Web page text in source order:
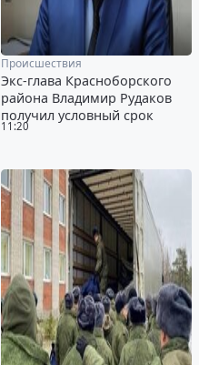
11:20
Происшествия
Экс-глава Красноборского
района Владимир Рудаков
получил условный срок